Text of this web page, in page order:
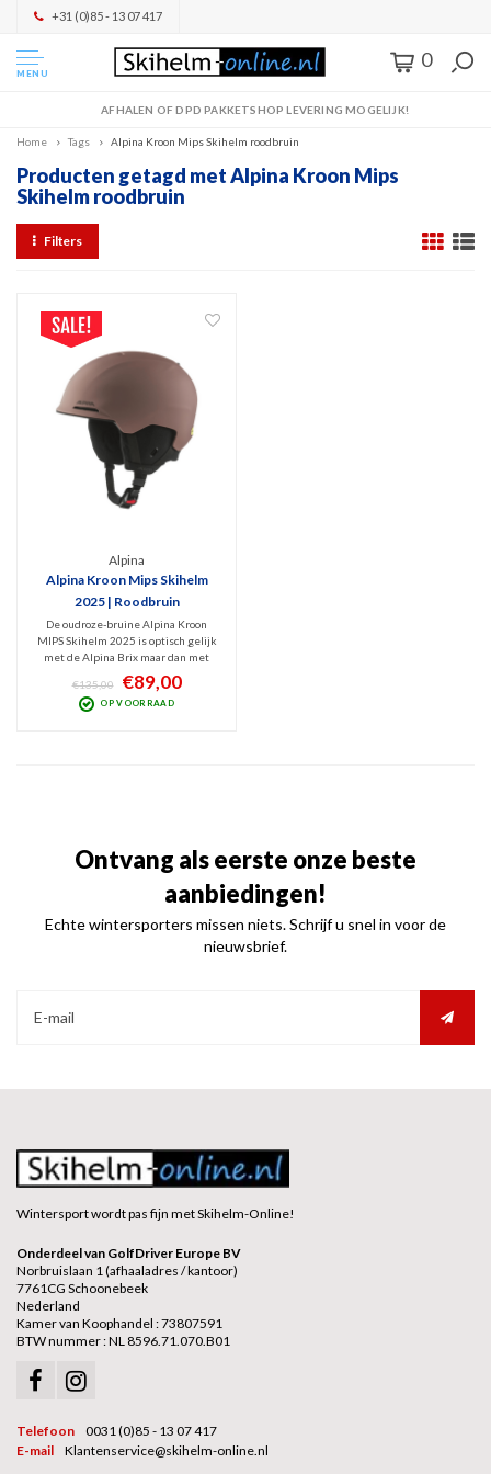
+31 (0)85 - 13 07 417
MENU
0
AFHALEN OF DPD PAKKETSHOP LEVERING MOGELIJK!
Home Tags Alpina Kroon Mips Skihelm roodbruin
Producten getagd met Alpina Kroon Mips
Skihelm roodbruin
Filters
Alpina
Alpina Kroon Mips Skihelm
2025 | Roodbruin
De oudroze-bruine Alpina Kroon
MIPS Skihelm 2025 is optisch gelijk
met de Alpina Brix maar dan met
extra MIPS bescherming. Deze goed
ventilerende, veilige Inmold
skihelm weegt slechts 450 gram, is
€135,00 €89,00
OP VOORRAAD
Ontvang als eerste onze beste
aanbiedingen!
Echte wintersporters missen niets. Schrijf u snel in voor de
nieuwsbrief.
Wintersport wordt pas fijn met Skihelm-Online!
Onderdeel van GolfDriver Europe BV
Norbruislaan 1 (afhaaladres / kantoor)
7761CG Schoonebeek
Nederland
Kamer van Koophandel : 73807591
BTW nummer : NL 8596.71.070.B01
Telefoon
0031 (0)85 - 13 07 417
E-mail
Klantenservice@skihelm-online.nl